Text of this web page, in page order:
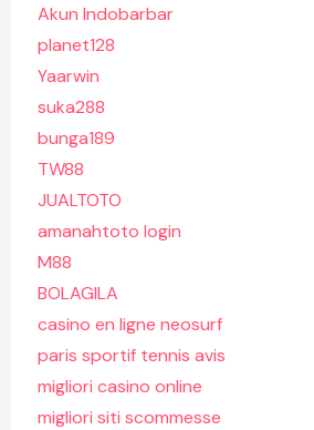
Akun Indobarbar
planet128
Yaarwin
suka288
bunga189
TW88
JUALTOTO
amanahtoto login
M88
BOLAGILA
casino en ligne neosurf
paris sportif tennis avis
migliori casino online
migliori siti scommesse